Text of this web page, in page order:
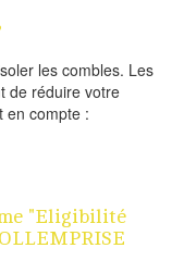
les combles. Les
de réduire votre
en compte :
"Eligibilité